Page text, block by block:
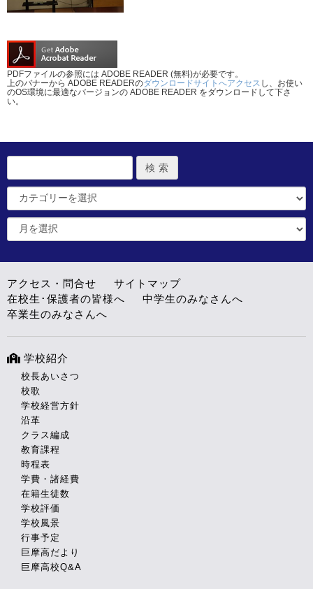
PDFファイルの参照には ADOBE READER (無料)が必要です。
上のバナーから ADOBE READERのダウンロードサイトへアクセス し、お使い
のOS環境に最適なバージョンの ADOBE READER をダウンロードして下さ
い。
アクセス・問合せ
サイトマップ
在校生･保護者の皆様へ
中学生のみなさんへ
卒業生のみなさんへ
学校紹介
校長あいさつ
校歌
学校経営方針
沿革
クラス編成
教育課程
時程表
学費・諸経費
在籍生徒数
学校評価
学校風景
行事予定
巨摩高だより
巨摩高校Q&A